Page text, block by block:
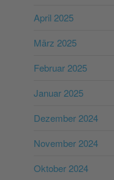
April 2025
März 2025
Februar 2025
Januar 2025
Dezember 2024
November 2024
Oktober 2024